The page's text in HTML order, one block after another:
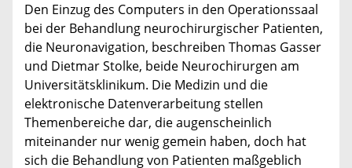
Den Einzug des Computers in den Operationssaal
bei der Behandlung neurochirurgischer Patienten,
die Neuronavigation, beschreiben Thomas Gasser
und Dietmar Stolke, beide Neurochirurgen am
Universitätsklinikum. Die Medizin und die
elektronische Datenverarbeitung stellen
Themenbereiche dar, die augenscheinlich
miteinander nur wenig gemein haben, doch hat
sich die Behandlung von Patienten maßgeblich